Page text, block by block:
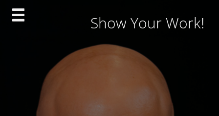
Skip
Show Your Work!